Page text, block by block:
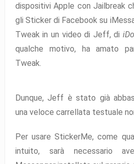
dispositivi Apple con Jailbreak
gli Sticker di Facebook su
Tweak in un video di Jeff, di
qualche motivo, ha amato
Tweak.
Dunque, Jeff è stato già
una veloce carrellata testuale
Per usare StickerMe, come
intuito, sarà necessario